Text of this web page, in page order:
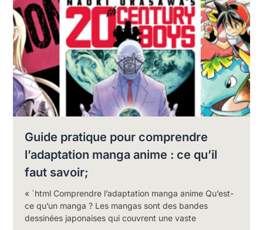
Guide pratique pour comprendre
l’adaptation manga anime : ce qu’il
faut savoir;
« `html Comprendre l’adaptation manga anime Qu’est-
ce qu’un manga ? Les mangas sont des bandes
dessinées japonaises qui couvrent une vaste